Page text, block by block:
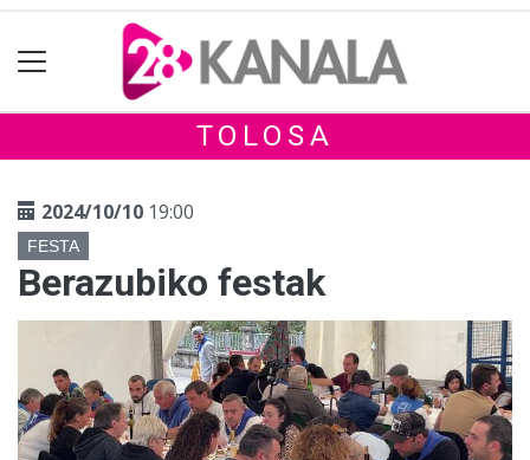
TOLOSA
2024/10/10 19:00
FESTA
Berazubiko festak